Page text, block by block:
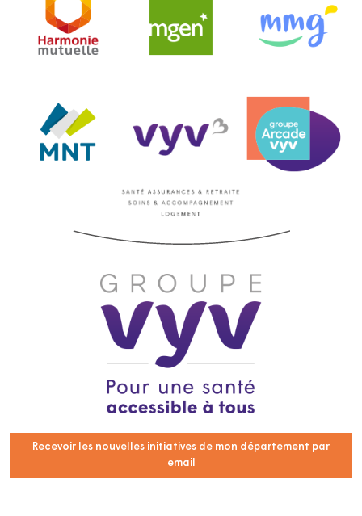
Recevoir les nouvelles initiatives de mon département par
email